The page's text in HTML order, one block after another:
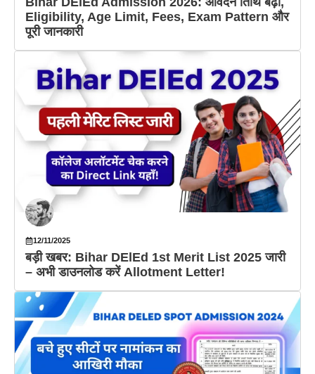
Eligibility, Age Limit, Fees, Exam Pattern और
पूरी जानकारी
12/11/2025
बड़ी खबर: Bihar DElEd 1st Merit List 2025 जारी
– अभी डाउनलोड करें Allotment Letter!